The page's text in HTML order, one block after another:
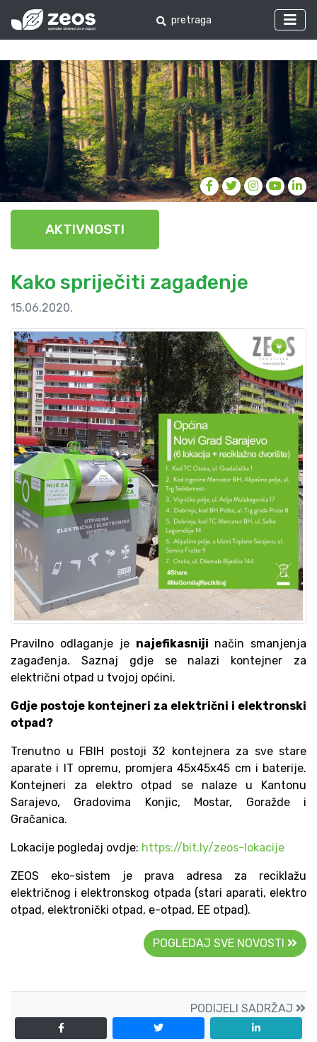
AKTIVNOSTI
Kako spriječiti zagađenje
15.06.2020.
Pravilno odlaganje je najefikasniji način smanjenja
zagađenja. Saznaj gdje se nalazi kontejner za
električni otpad u tvojoj općini.
Gdje postoje kontejneri za električni i elektronski
otpad?
Trenutno u FBIH postoji 32 kontejnera za sve stare
aparate i IT opremu, promjera 45x45x45 cm i baterije.
Kontejneri za elektro otpad se nalaze u Kantonu
Sarajevo, Gradovima Konjic, Mostar, Goražde i
Gračanica.
Lokacije pogledaj ovdje: https://bit.ly/zeos-lokacije
ZEOS eko-sistem je prava adresa za reciklažu
električnog i elektronskog otpada (stari aparati, elektro
otpad, elektronički otpad, e-otpad, EE otpad).
POGLEDAJ SVE NOVOSTI
PODIJELI SADRŽAJ